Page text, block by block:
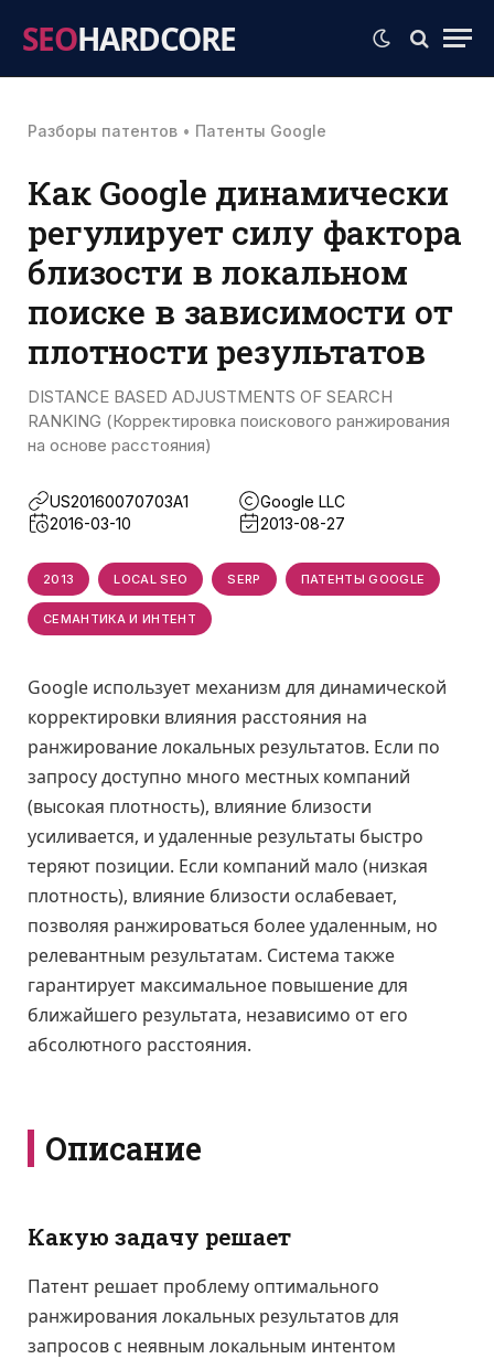
SEOHARDCORE
Разборы патентов • Патенты Google
Как Google динамически
регулирует силу фактора
близости в локальном
поиске в зависимости от
плотности результатов
DISTANCE BASED ADJUSTMENTS OF SEARCH
RANKING (Корректировка поискового ранжирования
на основе расстояния)
US20160070703A1
Google LLC
2016-03-10
2013-08-27
2013 LOCAL SEO SERP ПАТЕНТЫ GOOGLE
СЕМАНТИКА И ИНТЕНТ
Google использует механизм для динамической
корректировки влияния расстояния на
ранжирование локальных результатов. Если по
запросу доступно много местных компаний
(высокая плотность), влияние близости
усиливается, и удаленные результаты быстро
теряют позиции. Если компаний мало (низкая
плотность), влияние близости ослабевает,
позволяя ранжироваться более удаленным, но
релевантным результатам. Система также
гарантирует максимальное повышение для
ближайшего результата, независимо от его
абсолютного расстояния.
Описание
Какую задачу решает
Патент решает проблему оптимального
ранжирования локальных результатов для
запросов с неявным локальным интентом